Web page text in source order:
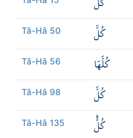
Tâ-Hâ 50 كُلَّ
Tâ-Hâ 56 كُلَّهَا
Tâ-Hâ 98 كُلَّ
Tâ-Hâ 135 كُلٌّ